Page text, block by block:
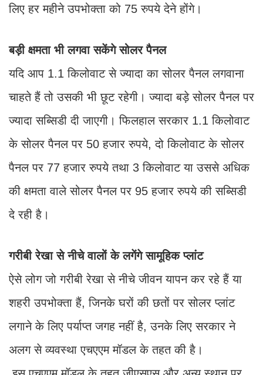
लिए हर महीने उपभोक्ता को 75 रुपये देने होंगे।
बड़ी क्षमता भी लगवा सकेंगे सोलर पैनल
यदि आप 1.1 किलोवाट से ज्यादा का सोलर पैनल लगवाना
चाहते हैं तो उसकी भी छूट रहेगी। ज्यादा बड़े सोलर पैनल पर
ज्यादा स​ब्सिडी दी जाएगी। फिलहाल सरकार 1.1 किलोवाट
के सोलर पैनल पर 50 हजार रुपये, दो किलोवाट के सोलर
पैनल पर 77 हजार रुपये तथा 3 किलोवाट या उससे अ​धिक
की क्षमता वाले सोलर पैनल पर 95 हजार रुपये की स​ब्सिडी
दे रही है।
गरीबी रेखा से नीचे वालों के लगेंगे सामूहिक प्लांट
ऐसे लोग जो गरीबी रेखा से नीचे जीवन यापन कर रहे हैं या
शहरी उपभोक्ता हैं, जिनके घरों की छतों पर सोलर प्लांट
लगाने के लिए पर्याप्त जगह नहीं है, उनके लिए सरकार ने
अलग से व्यवस्था एचएएम मॉडल के तहत की है।